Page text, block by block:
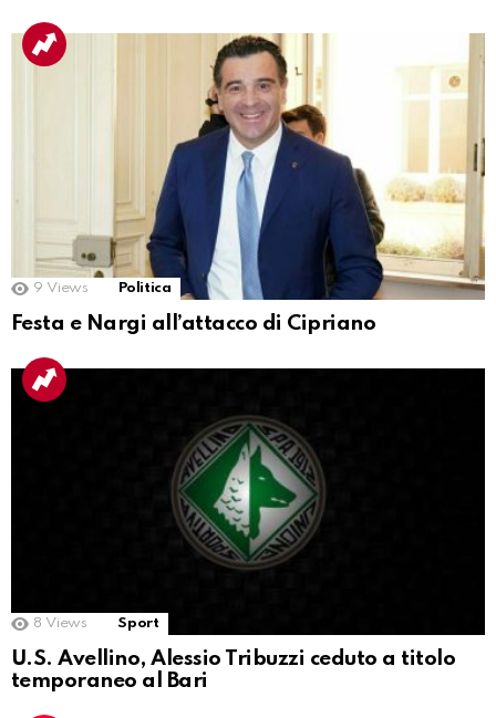
9 Views Politica
Festa e Nargi all’attacco di Cipriano
8 Views Sport
U.S. Avellino, Alessio Tribuzzi ceduto a titolo
temporaneo al Bari